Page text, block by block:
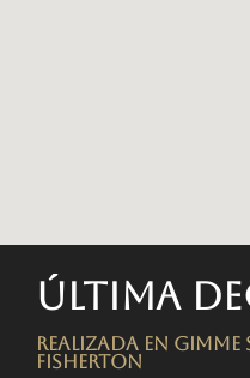
Última
Realizada en
FISHERTON